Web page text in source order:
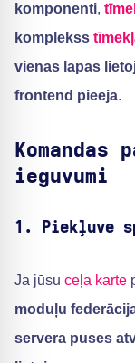
komponenti,
komplekss
vienas lapas
frontend pieeja.
ieguvumi
1. Piekļuve
Ja jūsu ceļa karte
moduļu
servera puses